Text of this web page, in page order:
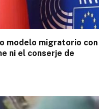
modelo migratorio con
ni el conserje de